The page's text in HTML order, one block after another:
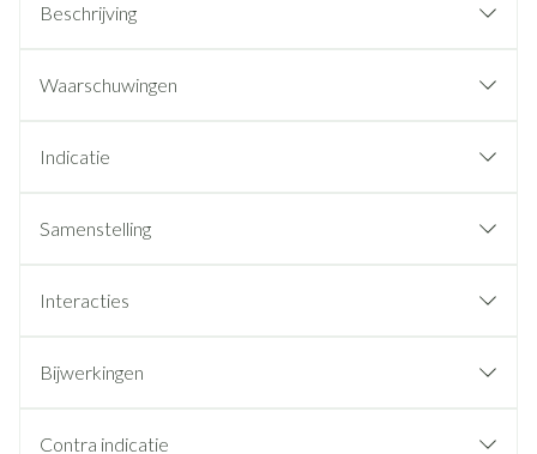
Beschrijving
Waarschuwingen
Indicatie
Samenstelling
Interacties
Bijwerkingen
Contra indicatie